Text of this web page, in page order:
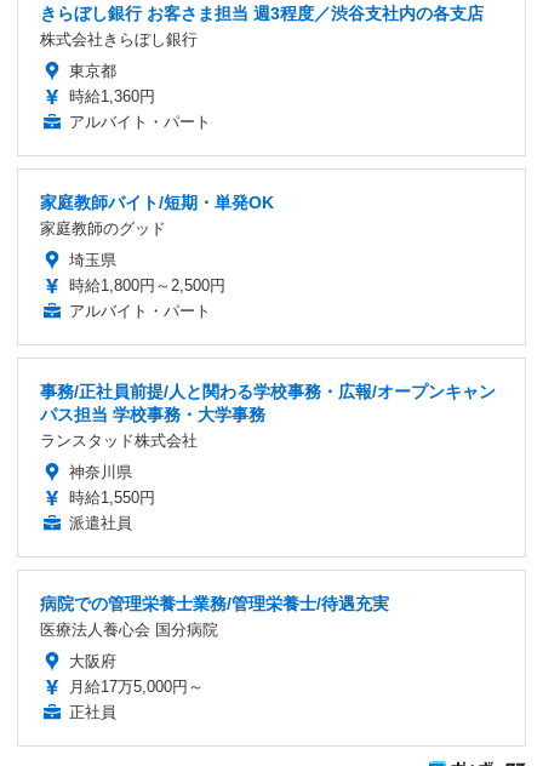
きらぼし銀行 お客さま担当 週3程度／渋谷支社内の各支店
株式会社きらぼし銀行
東京都
時給1,360円
アルバイト・パート
家庭教師バイト/短期・単発OK
家庭教師のグッド
埼玉県
時給1,800円～2,500円
アルバイト・パート
事務/正社員前提/人と関わる学校事務・広報/オープンキャン
パス担当 学校事務・大学事務
ランスタッド株式会社
神奈川県
時給1,550円
派遣社員
病院での管理栄養士業務/管理栄養士/待遇充実
医療法人養心会 国分病院
大阪府
月給17万5,000円～
正社員